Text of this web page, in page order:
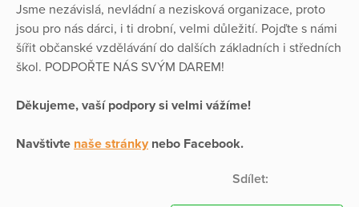
Jsme nezávislá, nevládní a nezisková organizace, proto
jsou pro nás dárci, i ti drobní, velmi důležití. Pojďte s námi
šířit občanské vzdělávání do dalších základních i středních
škol. PODPOŘTE NÁS SVÝM DAREM!
Děkujeme, vaší podpory si velmi vážíme!
Navštivte naše stránky nebo Facebook.
Sdílet: